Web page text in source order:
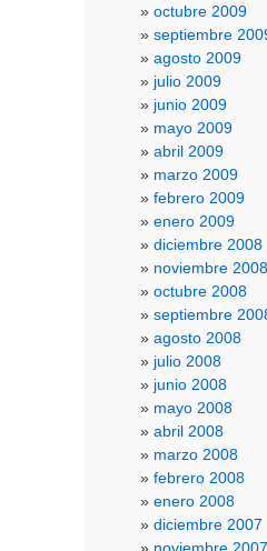
octubre 2009
septiembre
agosto 2009
julio 2009
junio 2009
mayo 2009
abril 2009
marzo 2009
febrero 2009
enero 2009
diciembre 2008
noviembre 2008
octubre 2008
septiembre
agosto 2008
julio 2008
junio 2008
mayo 2008
abril 2008
marzo 2008
febrero 2008
enero 2008
diciembre 2007
noviembre 2007